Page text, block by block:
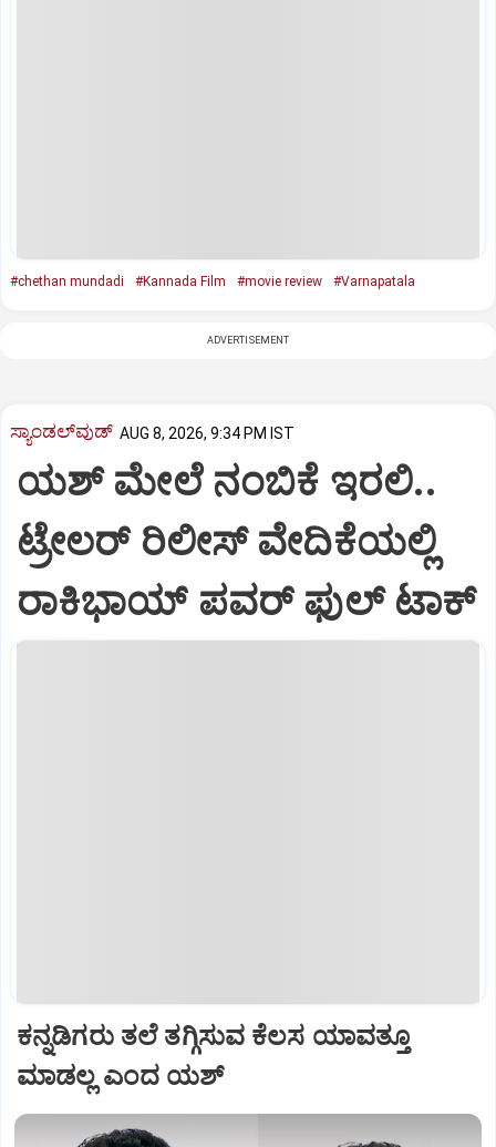
#chethan mundadi #Kannada Film #movie review #Varnapatala
ADVERTISEMENT
ಸ್ಯಾಂಡಲ್‌ವುಡ್‌ AUG 8, 2026, 9:34 PM IST
ಯಶ್‌ ಮೇಲೆ ನಂಬಿಕೆ ಇರಲಿ..
ಟ್ರೇಲರ್‌ ರಿಲೀಸ್‌ ವೇದಿಕೆಯಲ್ಲಿ
ರಾಕಿಭಾಯ್‌ ಪವರ್‌ ಫುಲ್‌ ಟಾಕ್
ಕನ್ನಡಿಗರು ತಲೆ ತಗ್ಗಿಸುವ ಕೆಲಸ ಯಾವತ್ತೂ
ಮಾಡಲ್ಲ ಎಂದ ಯಶ್